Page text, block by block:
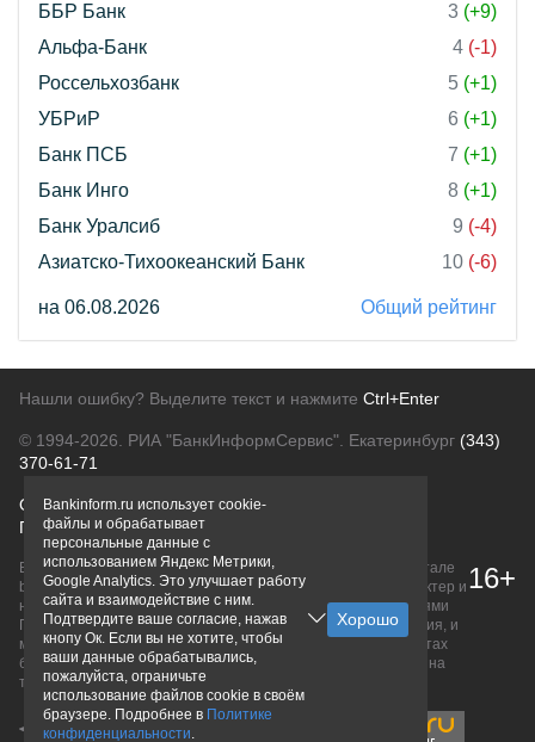
ББР Банк
3 (+9)
Альфа-Банк
4 (-1)
Россельхозбанк
5 (+1)
УБРиР
6 (+1)
Банк ПСБ
7 (+1)
Банк Инго
8 (+1)
Банк Уралсиб
9 (-4)
Азиатско-Тихоокеанский Банк
10 (-6)
на 06.08.2026 Общий рейтинг
Нашли ошибку? Выделите текст и нажмите Ctrl+Enter
© 1994-2026. РИА "БанкИнформСервис". Екатеринбург (343)
370-61-71
О проектеПолитика конфиденциальности
Правовая информацияДля рекламодателей
Вся информация о продуктах банков, размещенная на портале
bankinform.ru, носит исключительно ознакомительный характер и
не является публичной офертой, определяемой положениями
ГК РФ. Информация не содержит точного и полного описания, и
может быть изменена. Конечные условия уточняйте на сайтах
банков или при личном обращении. Исключительное право на
товарные знаки принадлежит их правообладателям.
16+
Bankinform.ru использует cookie-
файлы и обрабатывает
персональные данные с
использованием Яндекс Метрики,
Google Analytics. Это улучшает работу
сайта и взаимодействие с ним.
Подтвердите ваше согласие, нажав
кнопу Ок. Если вы не хотите, чтобы
ваши данные обрабатывались,
пожалуйста, ограничьте
использование файлов cookie в своём
браузере. Подробнее в Политике
конфиденциальности.